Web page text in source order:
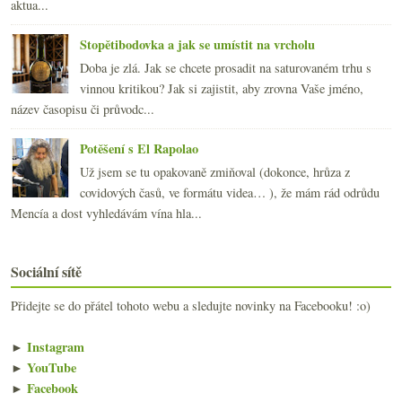
aktua...
Stopětibodovka a jak se umístit na vrcholu
Doba je zlá. Jak se chcete prosadit na saturovaném trhu s
vinnou kritikou? Jak si zajistit, aby zrovna Vaše jméno,
název časopisu či průvodc...
Potěšení s El Rapolao
Už jsem se tu opakovaně zmiňoval (dokonce, hrůza z
covidových časů, ve formátu videa… ), že mám rád odrůdu
Mencía a dost vyhledávám vína hla...
Sociální sítě
Přidejte se do přátel tohoto webu a sledujte novinky na Facebooku! :o)
► Instagram
► YouTube
► Facebook